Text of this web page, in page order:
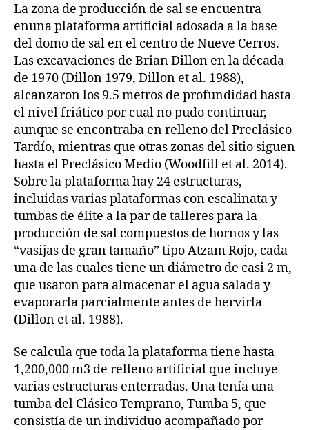
La zona de producción de sal se encuentra
enuna plataforma artificial adosada a la base
del domo de sal en el centro de Nueve Cerros.
Las excavaciones de Brian Dillon en la década
de 1970 (Dillon 1979, Dillon et al. 1988),
alcanzaron los 9.5 metros de profundidad hasta
el nivel friático por cual no pudo continuar,
aunque se encontraba en relleno del Preclásico
Tardío, mientras que otras zonas del sitio siguen
hasta el Preclásico Medio (Woodfill et al. 2014).
Sobre la plataforma hay 24 estructuras,
incluidas varias plataformas con escalinata y
tumbas de élite a la par de talleres para la
producción de sal compuestos de hornos y las
“vasijas de gran tamaño” tipo Atzam Rojo, cada
una de las cuales tiene un diámetro de casi 2 m,
que usaron para almacenar el agua salada y
evaporarla parcialmente antes de hervirla
(Dillon et al. 1988).
Se calcula que toda la plataforma tiene hasta
1,200,000 m3 de relleno artificial que incluye
varias estructuras enterradas. Una tenía una
tumba del Clásico Temprano, Tumba 5, que
consistía de un individuo acompañado por